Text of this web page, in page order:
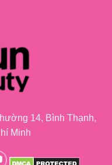
14, Bình Thạnh,
Minh